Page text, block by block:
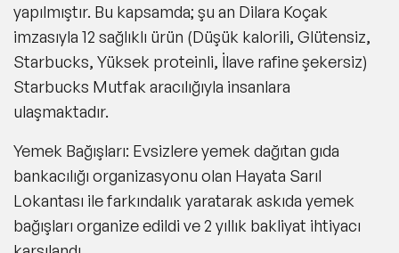
yapılmıştır. Bu kapsamda; şu an Dilara Koçak
imzasıyla 12 sağlıklı ürün (Düşük kalorili, Glütensiz,
Starbucks, Yüksek proteinli, İlave rafine şekersiz)
Starbucks Mutfak aracılığıyla insanlara
ulaşmaktadır.
Yemek Bağışları: Evsizlere yemek dağıtan gıda
bankacılığı organizasyonu olan Hayata Sarıl
Lokantası ile farkındalık yaratarak askıda yemek
bağışları organize edildi ve 2 yıllık bakliyat ihtiyacı